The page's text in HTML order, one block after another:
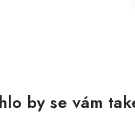
by se vám